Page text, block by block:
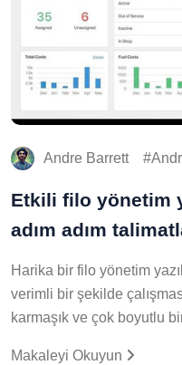
Andre Barrett
Etkili filo yönetim
adım adım
Harika bir filo yönetim
verimli bir şekilde
karmaşık ve çok boyutlu
Makaleyi Okuyun